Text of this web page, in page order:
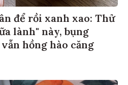
để rồi xanh xao: Thử
lành" này, bụng
hồng hào căng